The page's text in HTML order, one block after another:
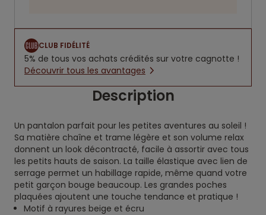
CLUB FIDÉLITÉ
5% de tous vos achats crédités sur votre cagnotte !
Découvrir tous les avantages
Description
Un pantalon parfait pour les petites aventures au soleil !
Sa matière chaîne et trame légère et son volume relax
donnent un look décontracté, facile à assortir avec tous
les petits hauts de saison. La taille élastique avec lien de
serrage permet un habillage rapide, même quand votre
petit garçon bouge beaucoup. Les grandes poches
plaquées ajoutent une touche tendance et pratique !
Motif à rayures beige et écru